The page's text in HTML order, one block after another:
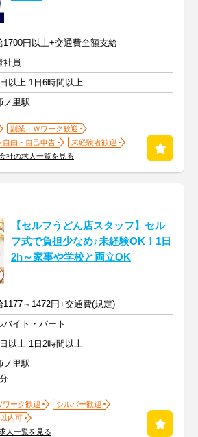
1700円以上+交通費全額支給
社員
以上 1日6時間以上
ノ里駅
副業・Ｗワーク歓迎
自由・自己申告
未経験者歓迎
社の求人一覧を見る
【セルフうどん店スタッフ】セル
フ式で負担少なめ♪未経験OK！1日
2h～家事や学校と両立OK
1177～1472円+交通費(規定)
バイト・パート
以上 1日2時間以上
ノ里駅
ワーク歓迎
シルバー歓迎
内可
人一覧を見る